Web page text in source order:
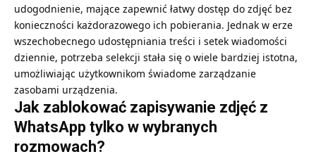
udogodnienie, mające zapewnić łatwy dostęp do zdjęć bez
konieczności każdorazowego ich pobierania. Jednak w erze
wszechobecnego udostępniania treści i setek wiadomości
dziennie, potrzeba selekcji stała się o wiele bardziej istotna,
umożliwiając użytkownikom świadome zarządzanie
zasobami urządzenia.
Jak zablokować zapisywanie zdjęć z
WhatsApp tylko w wybranych
rozmowach?